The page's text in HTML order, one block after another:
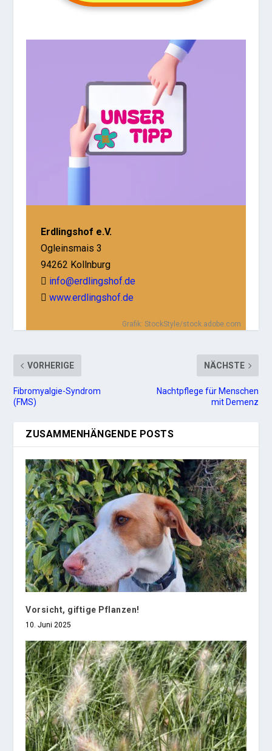
Erdlingshof e.V.
Ogleinsmais 3
94262 Kollnburg
 info@erdlingshof.de
 www.erdlingshof.de
Grafik: StockStyle/stock.adobe.com
VORHERIGE
Fibromyalgie-Syndrom
(FMS)
NÄCHSTE
Nachtpflege für Menschen
mit Demenz
ZUSAMMENHÄNGENDE POSTS
Vorsicht, giftige Pflanzen!
10. Juni 2025